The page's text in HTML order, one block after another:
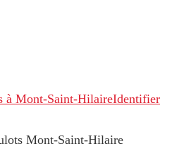
à Mont-Saint-HilaireIdentifier